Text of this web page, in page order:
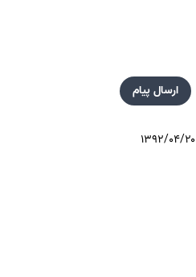
ارسال پیام
۱۳۹۲/۰۴/۲۰